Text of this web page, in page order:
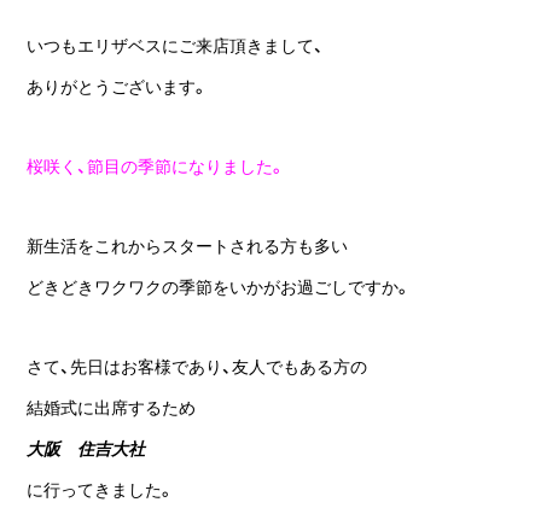
いつもエリザベスにご来店頂きまして、
ありがとうございます。
桜咲く、節目の季節になりました。
新生活をこれからスタートされる方も多い
どきどきワクワクの季節をいかがお過ごしですか。
さて、先日はお客様であり、友人でもある方の
結婚式に出席するため
大阪 住吉大社
に行ってきました。